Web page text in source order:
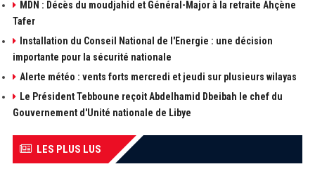
MDN : Décès du moudjahid et Général-Major à la retraite Ahçène
Tafer
Installation du Conseil National de l'Energie : une décision
importante pour la sécurité nationale
Alerte météo : vents forts mercredi et jeudi sur plusieurs wilayas
Le Président Tebboune reçoit Abdelhamid Dbeibah le chef du
Gouvernement d'Unité nationale de Libye
LES PLUS LUS